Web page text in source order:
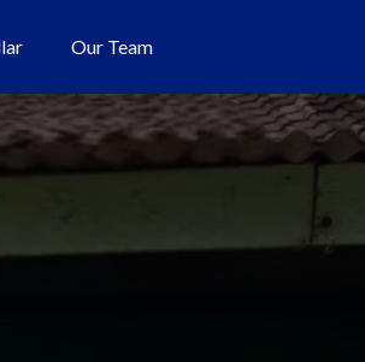
Our Team